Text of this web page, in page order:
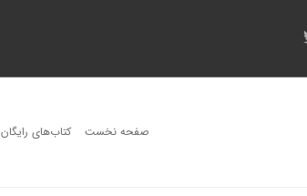
صفحه نخست کتاب‌های رایگان